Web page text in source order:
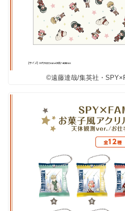
©遠藤達哉/集英社・